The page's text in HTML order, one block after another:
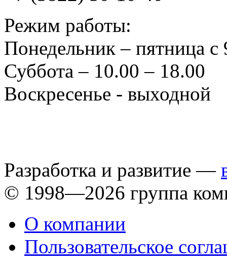
Режим работы:
Понедельник – пятница с
Суббота – 10.00 – 18.00
Воскресенье - выходной
Разработка и развитие —
© 1998—2026 группа
О компании
Пользовательское